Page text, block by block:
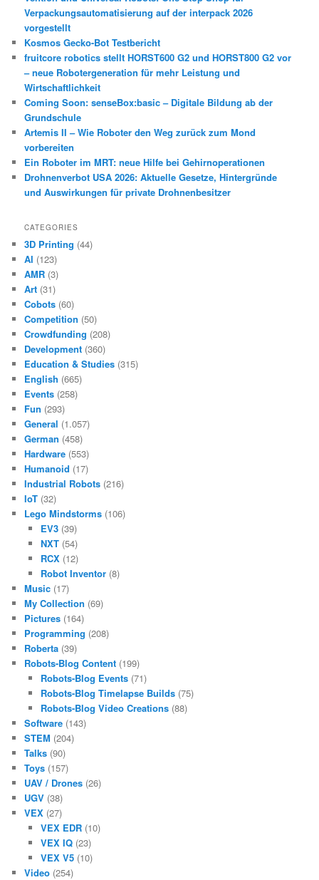
Verpackungsautomatisierung auf der interpack 2026
vorgestellt
Kosmos Gecko-Bot Testbericht
fruitcore robotics stellt HORST600 G2 und HORST800 G2 vor
– neue Robotergeneration für mehr Leistung und
Wirtschaftlichkeit
Coming Soon: senseBox:basic – Digitale Bildung ab der
Grundschule
Artemis II – Wie Roboter den Weg zurück zum Mond
vorbereiten
Ein Roboter im MRT: neue Hilfe bei Gehirnoperationen
Drohnenverbot USA 2026: Aktuelle Gesetze, Hintergründe
und Auswirkungen für private Drohnenbesitzer
CATEGORIES
3D Printing (44)
AI (123)
AMR (3)
Art (31)
Cobots (60)
Competition (50)
Crowdfunding (208)
Development (360)
Education & Studies (315)
English (665)
Events (258)
Fun (293)
General (1.057)
German (458)
Hardware (553)
Humanoid (17)
Industrial Robots (216)
IoT (32)
Lego Mindstorms (106)
EV3(39)
NXT(54)
RCX(12)
Robot Inventor(8)
Music (17)
My Collection (69)
Pictures (164)
Programming (208)
Roberta (39)
Robots-Blog Content (199)
Robots-Blog Events(71)
Robots-Blog Timelapse Builds(75)
Robots-Blog Video Creations(88)
Software (143)
STEM (204)
Talks (90)
Toys (157)
UAV / Drones (26)
UGV (38)
VEX (27)
VEX EDR(10)
VEX IQ(23)
VEX V5(10)
Video (254)